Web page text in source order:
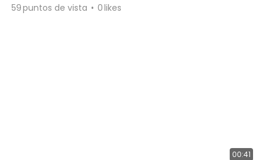
De Carbón De Acero Inoxidable Color Arena.
59puntos de vista 0likes
00:41